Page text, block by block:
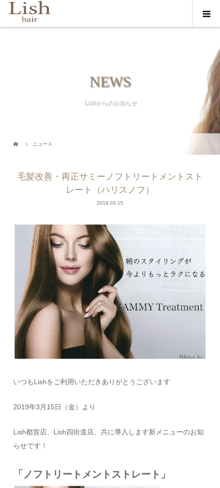
NEWS
Lishからのお知らせ
ニュース
毛髪改善・再正サミーノフトリートメントスト
レート（ハリスノフ）
2019.03.15
いつもLishをご利用いただきありがとうございます
2019年3月15日（金）より
Lish都賀店、Lish四街道店、共に導入します新メニューのお知
らせです！
「ノフトリートメントストレート」